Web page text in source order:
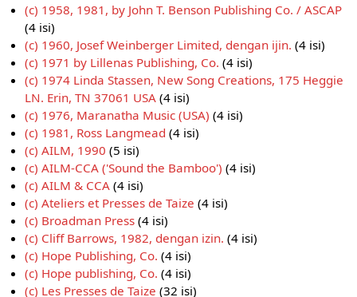
(c) 1958, 1981, by John T. Benson Publishing Co. / ASCAP
(4 isi)
(c) 1960, Josef Weinberger Limited, dengan ijin. (4 isi)
(c) 1971 by Lillenas Publishing, Co. (4 isi)
(c) 1974 Linda Stassen, New Song Creations, 175 Heggie
LN. Erin, TN 37061 USA (4 isi)
(c) 1976, Maranatha Music (USA) (4 isi)
(c) 1981, Ross Langmead (4 isi)
(c) AILM, 1990 (5 isi)
(c) AILM-CCA ('Sound the Bamboo') (4 isi)
(c) AILM & CCA (4 isi)
(c) Ateliers et Presses de Taize (4 isi)
(c) Broadman Press (4 isi)
(c) Cliff Barrows, 1982, dengan izin. (4 isi)
(c) Hope Publishing, Co. (4 isi)
(c) Hope publishing, Co. (4 isi)
(c) Les Presses de Taize (32 isi)